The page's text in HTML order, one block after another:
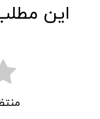
این